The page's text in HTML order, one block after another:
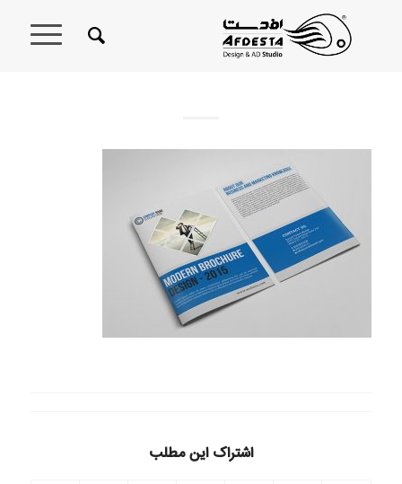
اشتراک این مطلب